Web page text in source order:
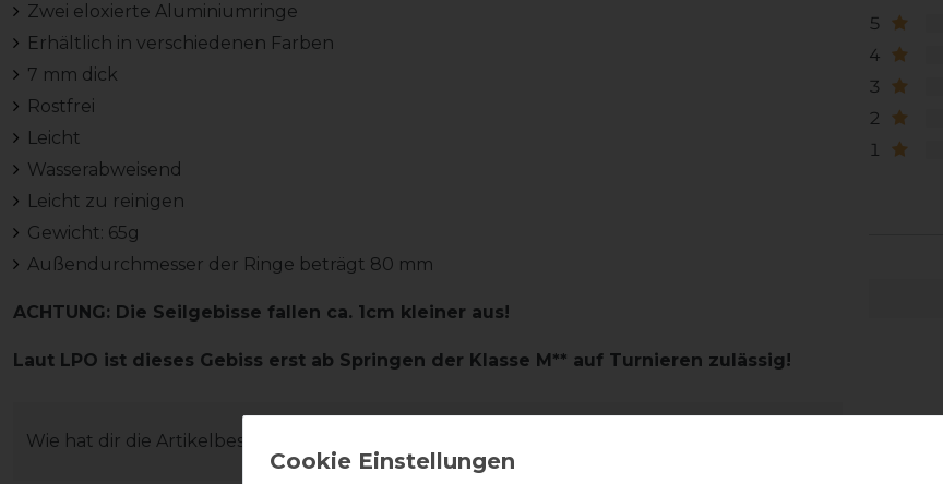
Zwei eloxierte Aluminiumringe
Erhältlich in verschiedenen Farben
7 mm dick
Rostfrei
Leicht
Wasserabweisend
Leicht zu reinigen
Gewicht: 65g
Außendurchmesser der Ringe beträgt 80 mm
ACHTUNG: Die Seilgebisse fallen ca. 1cm kleiner aus!
Laut LPO ist dieses Gebiss erst ab Springen der Klasse M** auf Turnieren zulässig!
Wie hat dir die Artikelbeschreibung gefallen?
5
4
3
2
1